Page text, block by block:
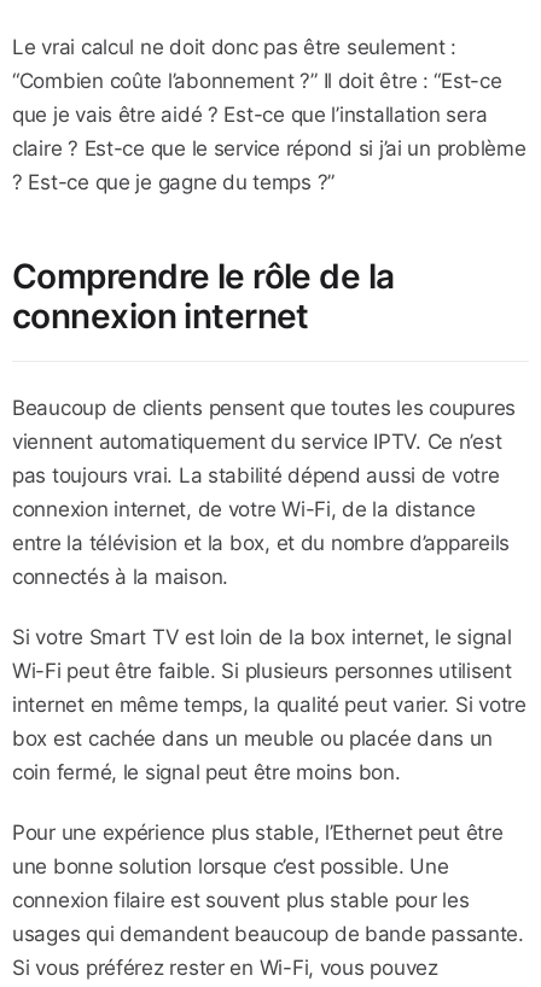
Le vrai calcul ne doit donc pas être seulement :
“Combien coûte l’abonnement ?” Il doit être : “Est-ce
que je vais être aidé ? Est-ce que l’installation sera
claire ? Est-ce que le service répond si j’ai un problème
? Est-ce que je gagne du temps ?”
Comprendre le rôle de la
connexion internet
Beaucoup de clients pensent que toutes les coupures
viennent automatiquement du service IPTV. Ce n’est
pas toujours vrai. La stabilité dépend aussi de votre
connexion internet, de votre Wi-Fi, de la distance
entre la télévision et la box, et du nombre d’appareils
connectés à la maison.
Si votre Smart TV est loin de la box internet, le signal
Wi-Fi peut être faible. Si plusieurs personnes utilisent
internet en même temps, la qualité peut varier. Si votre
box est cachée dans un meuble ou placée dans un
coin fermé, le signal peut être moins bon.
Pour une expérience plus stable, l’Ethernet peut être
une bonne solution lorsque c’est possible. Une
connexion filaire est souvent plus stable pour les
usages qui demandent beaucoup de bande passante.
Si vous préférez rester en Wi-Fi, vous pouvez